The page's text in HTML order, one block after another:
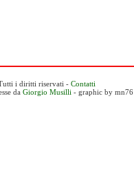
i diritti riservati - Contatti
da Giorgio Musilli - graphic by mn76